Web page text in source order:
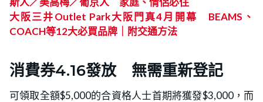
大阪三井Outlet Park大阪門真4月開幕 BEAMS、
COACH等12大必買品牌｜附交通方法
消費券4.16發放 無需重新登記
可領取全額$5,000的合資格人士首期將獲發$3,000，而